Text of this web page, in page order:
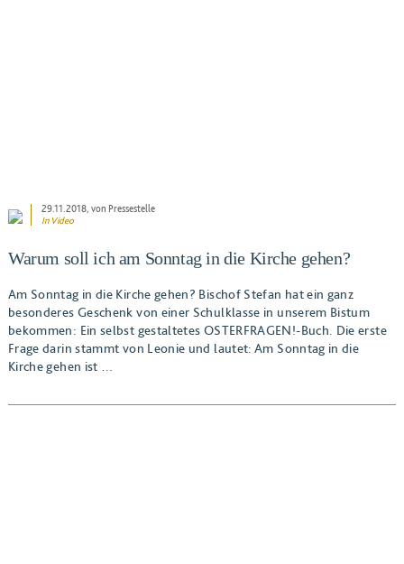
29.11.2018, von Pressestelle
In Video
Warum soll ich am Sonntag in die Kirche gehen?
Am Sonntag in die Kirche gehen? Bischof Stefan hat ein ganz
besonderes Geschenk von einer Schulklasse in unserem Bistum
bekommen: Ein selbst gestaltetes OSTERFRAGEN!-Buch. Die erste
Frage darin stammt von Leonie und lautet: Am Sonntag in die
Kirche gehen ist …